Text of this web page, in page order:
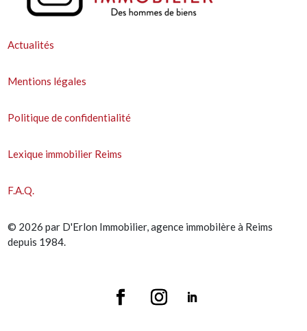
Actualités
Mentions légales
Politique de confidentialité
Lexique immobilier Reims
F.A.Q.
© 2026 par D'Erlon Immobilier, agence immobilère à Reims
depuis 1984.